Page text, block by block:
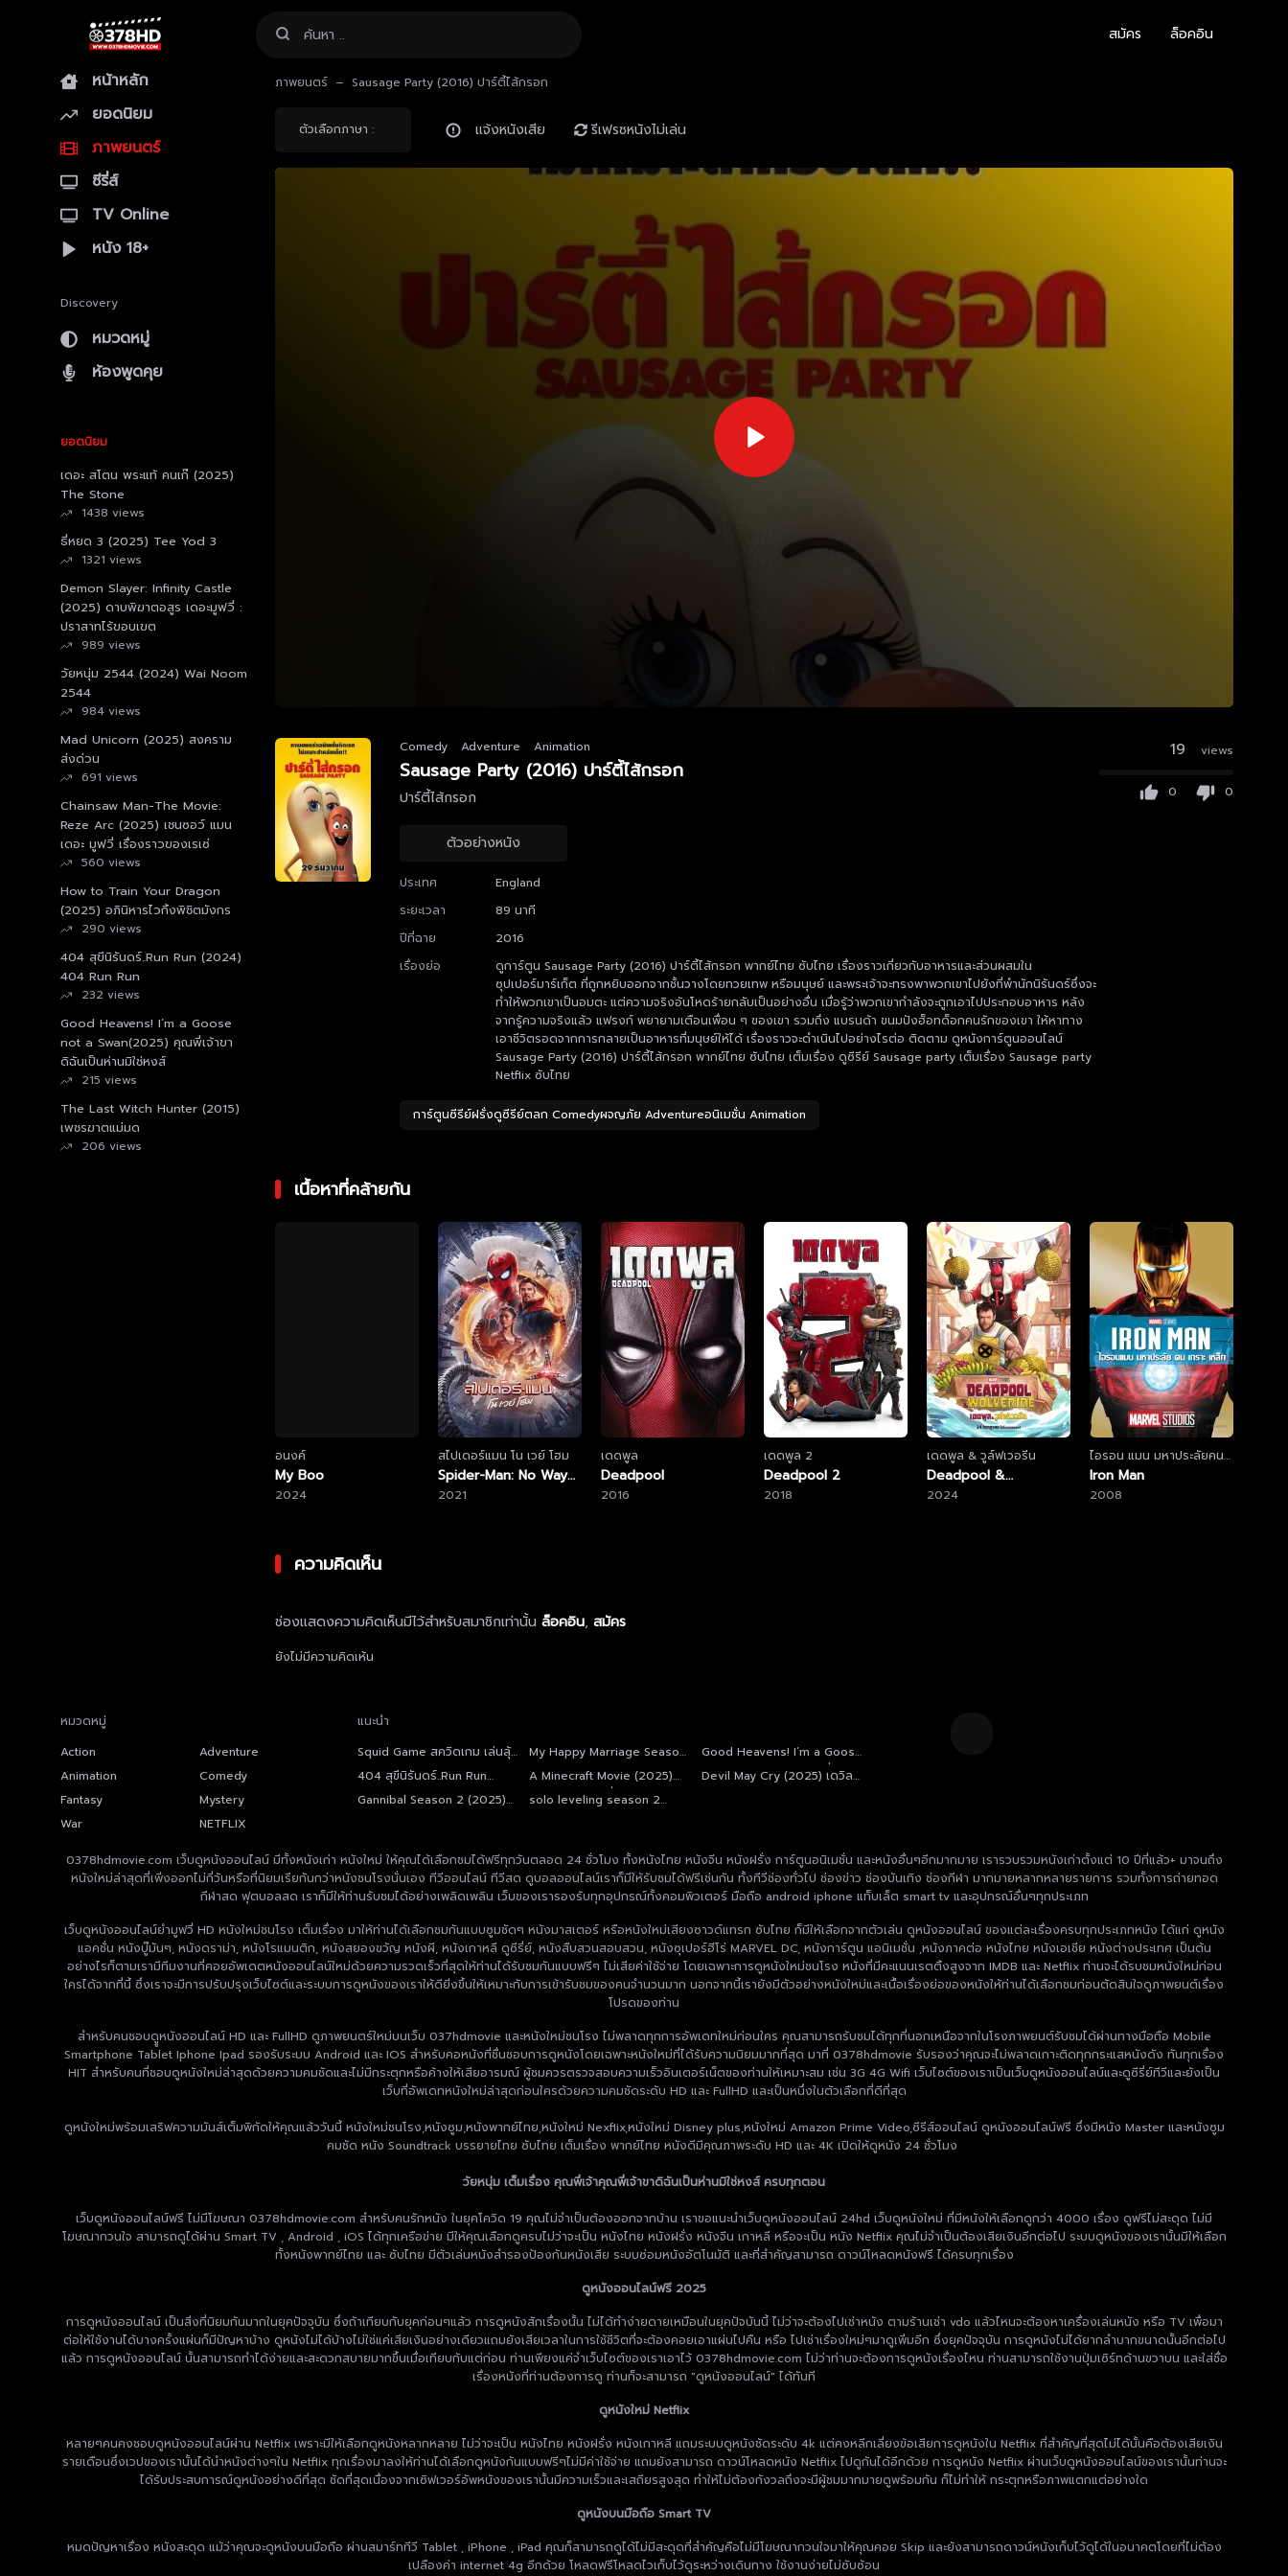
สมัคร ล็อคอิน
หน้าหลัก
ยอดนิยม
ภาพยนตร์
ซีรี่ส์
TV Online
หนัง 18+
Discovery
หมวดหมู่
ห้องพูดคุย
ยอดนิยม
เดอะ สโตน พระแท้ คนเก๊ (2025)
The Stone
1438 views
ธี่หยด 3 (2025) Tee Yod 3
1321 views
Demon Slayer: Infinity Castle
(2025) ดาบพิฆาตอสูร เดอะมูฟวี่ :
ปราสาทไร้ขอบเขต
989 views
วัยหนุ่ม 2544 (2024) Wai Noom
2544
984 views
Mad Unicorn (2025) สงคราม
ส่งด่วน
691 views
Chainsaw Man-The Movie:
Reze Arc (2025) เชนซอว์ แมน
เดอะ มูฟวี่ เรื่องราวของเรเซ่
560 views
How to Train Your Dragon
(2025) อภินิหารไวกิ้งพิชิตมังกร
290 views
404 สุขีนิรันดร์..Run Run (2024)
404 Run Run
232 views
Good Heavens! I’m a Goose
not a Swan(2025) คุณพี่เจ้าขา
ดิฉันเป็นห่านมิใช่หงส์
215 views
The Last Witch Hunter (2015)
เพชรฆาตแม่มด
206 views
ภาพยนตร์ Sausage Party (2016) ปาร์ตี้ไส้กรอก
ตัวเลือกภาษา : แจ้งหนังเสีย รีเฟรซหนังไม่เล่น
Comedy Adventure Animation
Sausage Party (2016) ปาร์ตี้ไส้กรอก
ปาร์ตี้ไส้กรอก
ตัวอย่างหนัง
ประเทศ
England
ระยะเวลา
89 นาที
ปีที่ฉาย
2016
เรื่องย่อ
ดูการ์ตูน Sausage Party (2016) ปาร์ตี้ไส้กรอก พากย์ไทย ซับไทย เรื่องราวเกี่ยวกับอาหารและส่วนผสมใน
ซุปเปอร์มาร์เก็ต ที่ถูกหยิบออกจากชั้นวางโดยทวยเทพ หรือมนุษย์ และพระเจ้าจะทรงพาพวกเขาไปยังที่พำนักนิรันดร์ซึ่งจะ
ทำให้พวกเขาเป็นอมตะ แต่ความจริงอันโหดร้ายกลับเป็นอย่างอื่น เมื่อรู้ว่าพวกเขากำลังจะถูกเอาไปประกอบอาหาร หลัง
จากรู้ความจริงแล้ว แฟรงก์ พยายามเตือนเพื่อน ๆ ของเขา รวมถึง แบรนด้า ขนมปังฮ็อทด็อกคนรักของเขา ให้หาทาง
เอาชีวิตรอดจากการกลายเป็นอาหารที่มนุษย์ให้ได้ เรื่องราวจะดำเนินไปอย่างไรต่อ ติดตาม ดูหนังการ์ตูนออนไลน์
Sausage Party (2016) ปาร์ตี้ไส้กรอก พากย์ไทย ซับไทย เต็มเรื่อง ดูซีรีย์ Sausage party เต็มเรื่อง Sausage party
Netflix ซับไทย
การ์ตูนซีรีย์ฝรั่งดูซีรีย์ตลก Comedyผจญภัย Adventureอนิเมชั่น Animation
19 views
0 0
เนื้อหาที่คล้ายกัน
อนงค์
My Boo
2024
สไปเดอร์แมน โน เวย์ โฮม
Spider-Man: No Way
Home
2021
เดดพูล
Deadpool
2016
เดดพูล 2
Deadpool 2
2018
เดดพูล & วูล์ฟเวอรีน
Deadpool &
Wolverine
2024
ไอรอน แมน มหาประลัยคน
เกราะเหล็ก
Iron Man
2008
ความคิดเห็น
ช่องแสดงความคิดเห็นมีไว้สำหรับสมาชิกเท่านั้น ล็อคอิน, สมัคร
ยังไม่มีความคิดเห้น
หมวดหมู่
Action
Adventure
Animation
Comedy
Fantasy
Mystery
War
NETFLIX
แนะนำ
Squid Game สควิดเกม เล่นลุ้น
ตาย
My Happy Marriage Season
2
Good Heavens! I’m a Goose
not a Swan(2025) คุณพี่เจ้าขา
ดิฉันเป็นห่านมิใช่หงส์
404 สุขีนิรันดร์..Run Run
(2024) 404 Run Run
A Minecraft Movie (2025)
ไมน์คราฟต์ มูฟวี่
Devil May Cry (2025) เดวิล
Gannibal Season 2 (2025)
หมู่บ้านกินคน
solo leveling season 2
0378hdmovie.com เว็บดูหนังออนไลน์ มีทั้งหนังเก่า หนังใหม่ ให้คุณได้เลือกชมได้ฟรีทุกวันตลอด 24 ชั่วโมง ทั้งหนังไทย หนังจีน หนังฝรั่ง การ์ตูนอนิเมชั่น และหนังอื่นๆอีกมากมาย เรารวบรวมหนังเก่าตั้งแต่ 10 ปีที่แล้ว+ มาจนถึง
หนังใหม่ล่าสุดที่เพิ่งออกไม่กี่วันหรือที่นิยมเรียกันกว่าหนังชนโรงนั่นเอง ทีวีออนไลน์ ทีวีสด ดูบอลออนไลน์เราก็มีให้รับชมได้ฟรีเช่นกัน ทั้งทีวีช่องทั่วไป ช่องข่าว ช่องบันเทิง ช่องกีฬา มากมายหลากหลายรายการ รวมทั้งการถ่ายทอด
กีฬาสด ฟุตบอลสด เราก็มีให้ท่านรับชมได้อย่างเพลิดเพลิน เว็บของเรารองรับทุกอุปกรณ์ทั้งคอมพิวเตอร์ มือถือ android iphone แท็บเล็ต smart tv และอุปกรณ์อื่นๆทุกประเภท
เว็บดูหนังออนไลน์ยำมูฟวี่ HD หนังใหม่ชนโรง เต็มเรื่อง มาให้ท่านได้เลือกชมกันแบบซูมชัดๆ หนังมาสเตอร์ หรือหนังใหม่เสียงซาวด์แทรก ซับไทย ก็มีให้เลือกจากตัวเล่น ดูหนังออนไลน์ ของแต่ละเรื่องครบทุกประเภทหนัง ได้แก่ ดูหนัง
แอคชั่น หนังบู๊มันๆ, หนังดราม่า, หนังโรแมนติก, หนังสยองขวัญ หนังผี, หนังเกาหลี ดูซีรี่ย์, หนังสืบสวนสอบสวน, หนังซุเปอร์ฮีโร่ MARVEL DC, หนังการ์ตูน แอนิเมชั่น ,หนังภาคต่อ หนังไทย หนังเอเชีย หนังต่างประเทศ เป็นต้น
อย่างไรก็ตามเรามีทีมงานที่คอยอัพเดตหนังออนไลน์ใหม่ด้วยความรวดเร็วที่สุดให้ท่านได้รับชมกันแบบฟรีๆ ไม่เสียค่าใช้จ่าย โดยเฉพาะการดูหนังใหม่ชนโรง หนังที่มีคะแนนเรตติ้งสูงจาก IMDB และ Netflix ท่านจะได้รบชมหนังใหม่ก่อน
ใครได้จากที่นี้ ซึ่งเราจะมีการปรับปรุงเว็บไซต์และระบบการดูหนังของเราให้ดียิ่งขึ้นให้เหมาะกับการเข้ารับชมของคนจำนวนมาก นอกจากนี้เรายังมีตัวอย่างหนังใหม่และเนื้อเรื่องย่อของหนังให้ท่านได้เลือกชมก่อนตัดสินใจดูภาพยนต์เรื่อง
โปรดของท่าน
สำหรับคนชอบดููหนังออนไลน์ HD และ FullHD ดูภาพยนตร์ใหม่บนเว็บ 037hdmovie และหนังใหม่ชนโรง ไม่พลาดทุกการอัพเดทใหม่ก่อนใคร คุณสามารถรับชมได้ทุกที่นอกเหนือจากในโรงภาพยนต์รับชมได้ผ่านทางมือถือ Mobile
Smartphone Tablet Iphone Ipad รองรับระบบ Android และ IOS สำหรับคอหนังที่ชื่นชอบการดูหนังโดยเฉพาะหนังใหม่ที่ได้รับความนิยมมากที่สุด มาที่ 0378hdmovie รับรองว่าคุณจะไม่พลาดเกาะติดทุกกระแสหนังดัง ทันทุกเรื่อง
HIT สำหรับคนที่ชอบดูหนังใหม่ล่าสุดด้วยความคมชัดและไม่มีกระตุกหรือค้างให้เสียอารมณ์ ผู้ชมควรตรวจสอบความเร็วอินเตอร์เน็ตของท่านให้เหมาะสม เช่น 3G 4G Wifi เว็บไซต์ของเราเป็นเว็บดูหนังออนไลน์และดูซีรี่ย์ทีวีและยังเป็น
เว็บที่อัพเดทหนังใหม่ล่าสุดก่อนใครด้วยความคมชัดระดับ HD และ FullHD และเป็นหนึ่งในตัวเลือกที่ดีที่สุด
ดูหนังใหม่พร้อมเสริฟความมันส์เต็มพิกัดให้คุณแล้ววันนี้ หนังใหม่ชนโรง,หนังซูม,หนังพากย์ไทย,หนังใหม่ Nexflix,หนังใหม่ Disney plus,หนังใหม่ Amazon Prime Video,ซีรีส์ออนไลน์ ดูหนังออนไลน์ฟรี ซึ่งมีหนัง Master และหนังซูม
คมชัด หนัง Soundtrack บรรยายไทย ซับไทย เต็มเรื่อง พากย์ไทย หนังดีมีคุณภาพระดับ HD และ 4K เปิดให้ดูหนัง 24 ชั่วโมง
วัยหนุ่ม เต็มเรื่อง คุณพี่เจ้าคุณพี่เจ้าขาดิฉันเป็นห่านมิใช่หงส์ ครบทุกตอน
เว็บดูหนังออนไลน์ฟรี ไม่มีโฆษณา 0378hdmovie.com สำหรับคนรักหนัง ในยุคโควิด 19 คุณไม่จำเป็นต้องออกจากบ้าน เราขอแนะนำเว็บดูหนังออนไลน์ 24hd เว็บดูหนังใหม่ ที่มีหนังให้เลือกดูกว่า 4000 เรื่อง ดูฟรีไม่สะดุด ไม่มี
โฆษณากวนใจ สามารถดูได้ผ่าน Smart TV , Android , iOS ได้ทุกเครือข่าย มีให้คุณเลือกดูครบไม่ว่าจะเป็น หนังไทย หนังฝรั่ง หนังจีน เกาหลี หรือจะเป็น หนัง Netflix คุณไม่จำเป็นต้องเสียเงินอีกต่อไป ระบบดูหนังของเรานั้นมีให้เลือก
ทั้งหนังพากย์ไทย และ ซับไทย มีตัวเล่นหนังสำรองป้องกันหนังเสีย ระบบซ่อมหนังอัตโนมัติ และที่สำคัญสามารถ ดาวน์โหลดหนังฟรี ได้ครบทุกเรื่อง
ดูหนังออนไลน์ฟรี 2025
การดูหนังออนไลน์ เป็นสิ่งที่นิยมกันมากในยุคปัจจุบัน ซึ่งถ้าเทียบกับยุคก่อนๆแล้ว การดูหนังสักเรื่องนั้น ไม่ได้ทำง่ายดายเหมือนในยุคปัจบันนี้ ไม่ว่าจะต้องไปเช่าหนัง ตามร้านเช่า vdo แล้วไหนจะต้องหาเครื่องเล่นหนัง หรือ TV เพื่อมา
ต่อให้ใช้งานได้บางครั้งแผ่นก็มีปัญหาบ้าง ดูหนังไม่ได้บ้างไม่ใช่แค่เสียเงินอย่างเดียวแถมยังเสียเวลาในการใช้ชีวิตที่จะต้องคอยเอาแผ่นไปคืน หรือ ไปเช่าเรื่องใหม่ๆมาดูเพิ่มอีก ซึ่งยุคปัจจุบัน การดูหนังไม่ได้ยากลำบากขนาดนั้นอีกต่อไป
แล้ว การดูหนังออนไลน์ นั้นสามารถทำได้ง่ายและสะดวกสบายมากขึ้นเมื่อเทียบกับแต่ก่อน ท่านเพียงแค่จำเว็บไซต์ของเราเอาไว้ 0378hdmovie.com ไม่ว่าท่านจะต้องการดูหนังเรื่องไหน ท่านสามารถใช้งานปุ่มเซิร์ทด้านขวาบน และใส่ชื่อ
เรื่องหนังที่ท่านต้องการดู ท่านก็จะสามารถ "ดูหนังออนไลน์" ได้ทันที
ดูหนังใหม่ Netflix
หลายๆคนคงชอบดูหนังออนไลน์ผ่าน Netflix เพราะมีให้เลือกดูหนังหลากหลาย ไม่ว่าจะเป็น หนังไทย หนังฝรั่ง หนังเกาหลี แถมระบบดูหนังชัดระดับ 4k แต่คงหลีกเลี่ยงข้อเสียการดูหนังใน Netflix ที่สำคัญที่สุดไม่ได้นั้นคือต้องเสียเงิน
รายเดือนซึ่งเวปของเรานั้นได้นำหนังต่างๆใน Netflix ทุกเรื่องมาลงให้ท่านได้เลือกดูหนังกันแบบฟรีๆไม่มีค่าใช้จ่าย แถมยังสามารถ ดาวน์โหลดหนัง Netflix ไปดูกันได้อีกด้วย การดูหนัง Netflix ผ่านเว็บดูหนังออนไลน์ของเรานั้นท่านจะ
ได้รับประสบการณ์ดูหนังอย่างดีที่สุด ชัดที่สุดเนื่องจากเซิฟเวอร์อัพหนังของเรานั้นมีความเร็วและเสถียรสูงสุด ทำให้ไม่ต้องกังวลถึงจะมีผู้ชมมากมายดูพร้อมกัน ก็ไม่ทำให้ กระตุกหรือภาพแตกแต่อย่างใด
ดูหนังบนมือถือ Smart TV
หมดปัญหาเรื่อง หนังสะดุด แม้ว่าคุณจะดูหนังบนมือถือ ผ่านสมาร์ททีวี Tablet , iPhone , iPad คุณก็สามารถดูได้ไม่มีสะดุดที่สำคัญคือไม่มีโฆษณากวนใจมาให้คุณคอย Skip และยังสามารถดาวน์หนังเก็บไว้ดูได้ในอนาคตโดยที่ไม่ต้อง
เปลืองค่า internet 4g อีกด้วย โหลดฟรีโหลดไวเก็บไว้ดูระหว่างเดินทาง ใช้งานง่ายไม่ซับซ้อน